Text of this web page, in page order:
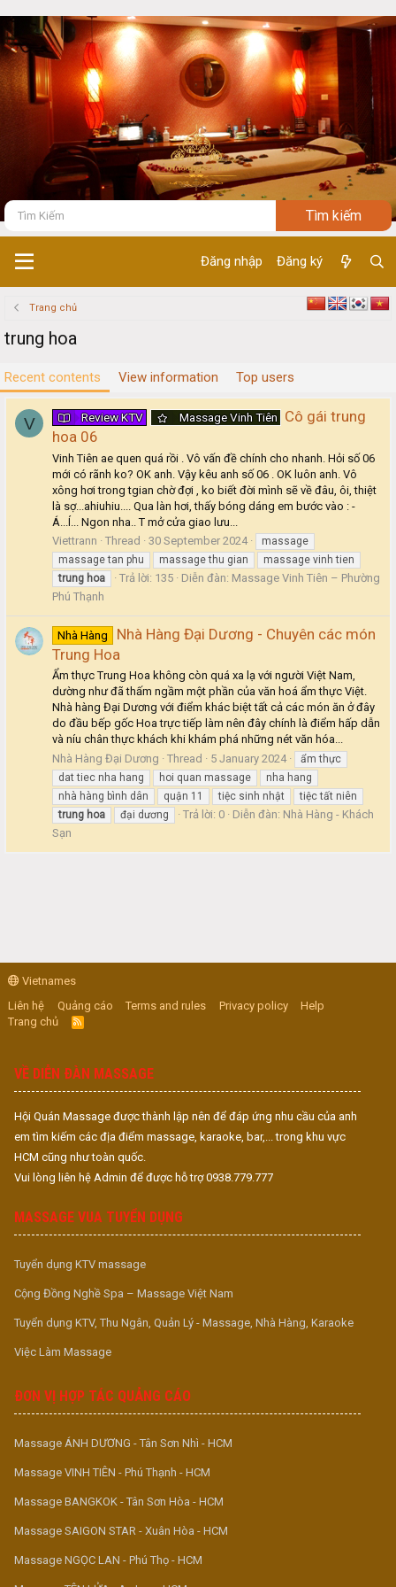
Đăng nhập Đăng ký
Trang chủ
trung hoa
Recent contents View information Top users
V Review KTV Massage Vinh Tiên Cô gái trung
hoa 06
Vinh Tiên ae quen quá rồi . Vô vấn đề chính cho nhanh. Hỏi số 06
mới có rãnh ko? OK anh. Vậy kêu anh số 06 . OK luôn anh. Vô
xông hơi trong tgian chờ đợi , ko biết đời mình sẽ về đâu, ôi, thiệt
là sợ...ahiuhiu.... Qua làn hơi, thấy bóng dáng em bước vào : -
Á...Í... Ngon nha.. T mở cửa giao lưu...
Viettrann
Thread 30 September 2024
massage
massage tan phu
massage thu gian
massage vinh tien
trung hoa Trả lời: 135 Diễn đàn: Massage Vinh Tiên – Phường
Phú Thạnh
Nhà Hàng
Nhà Hàng Đại Dương - Chuyên các món
Trung Hoa
Ẩm thực Trung Hoa không còn quá xa lạ với người Việt Nam,
dường như đã thấm ngầm một phần của văn hoá ẩm thực Việt.
Nhà hàng Đại Dương với điểm khác biệt tất cả các món ăn ở đây
do đầu bếp gốc Hoa trực tiếp làm nên đây chính là điểm hấp dẫn
và níu chân thực khách khi khám phá những nét văn hóa...
Nhà Hàng Đại Dương
Thread 5 January 2024
ẩm thực
dat tiec nha hang
hoi quan massage
nha hang
nhà hàng bình dân
quận 11 tiệc sinh nhật
tiệc tất niên
trung hoa đại dương Trả lời: 0 Diễn đàn: Nhà Hàng - Khách
Sạn
Vietnames
Liên hệ
Quảng cáo Terms and rules Privacy policy
Help
Trang chủ
R
S
VỀ DIỄN ĐÀN MASSAGE
Hội Quán Massage được thành lập nên để đáp ứng nhu cầu của anh
em tìm kiếm các địa điểm massage, karaoke, bar,... trong khu vực
HCM cũng như toàn quốc.
Vui lòng liên hệ Admin để được hỗ trợ 0938.779.777
MASSAGE VUA TUYỂN DỤNG
Tuyển dụng KTV massage
Cộng Đồng Nghề Spa – Massage Việt Nam
Tuyển dụng KTV, Thu Ngân, Quản Lý - Massage, Nhà Hàng, Karaoke
Việc Làm Massage
ĐƠN VỊ HỢP TÁC QUẢNG CÁO
Massage ÁNH DƯƠNG - Tân Sơn Nhì - HCM
Massage VINH TIÊN - Phú Thạnh - HCM
Massage BANGKOK - Tân Sơn Hòa - HCM
Massage SAIGON STAR - Xuân Hòa - HCM
Massage NGỌC LAN - Phú Thọ - HCM